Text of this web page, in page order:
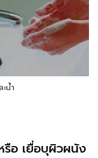
น้ำ
อ เยื่อบุผิวผนัง